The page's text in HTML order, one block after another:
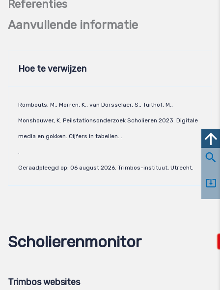
Aanvullende informatie
Hoe te verwijzen
Rombouts, M., Morren, K., van Dorsselaer, S., Tuithof, M.,
Monshouwer, K. Peilstationsonderzoek Scholieren 2023. Digitale
media en gokken. Cijfers in tabellen. .
.
Geraadpleegd op: 06 august 2026. Trimbos-instituut, Utrecht.
Scholierenmonitor
Trimbos websites